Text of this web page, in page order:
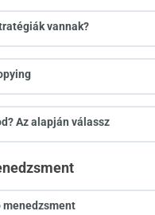
vannak?
Az alapján válassz